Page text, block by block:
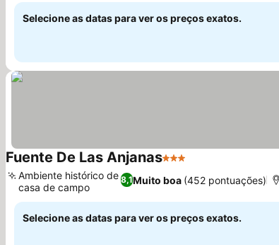
Selecione as datas para ver os preços exatos.
Fuente De Las Anjanas3 Estrelas
8,1Muito boa (452 pontuações)
Ambiente histórico de
casa de campo
Selecione as datas para ver os preços exatos.